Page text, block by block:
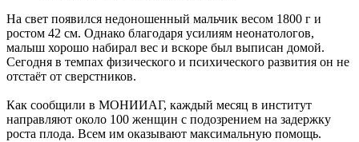
На свет появился недоношенный мальчик весом 1800 г и
ростом 42 см. Однако благодаря усилиям неонатологов,
малыш хорошо набирал вес и вскоре был выписан домой.
Сегодня в темпах физического и психического развития он не
отстаёт от сверстников.
Как сообщили в МОНИИАГ, каждый месяц в институт
направляют около 100 женщин с подозрением на задержку
роста плода. Всем им оказывают максимальную помощь.